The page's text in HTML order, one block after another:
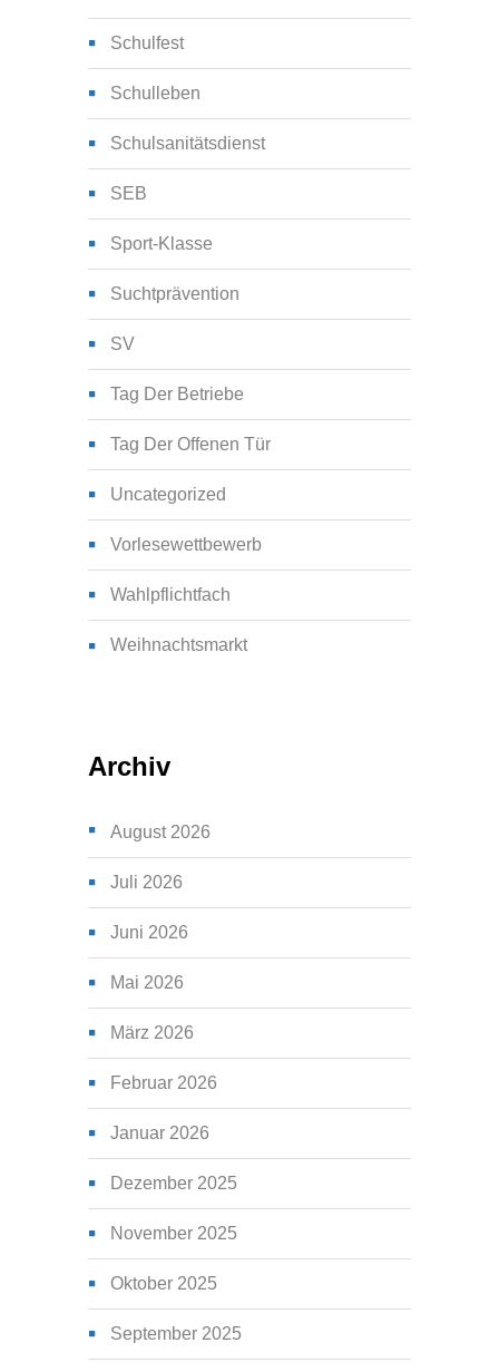
Schulfest
Schulleben
Schulsanitätsdienst
SEB
Sport-Klasse
Suchtprävention
SV
Tag Der Betriebe
Tag Der Offenen Tür
Uncategorized
Vorlesewettbewerb
Wahlpflichtfach
Weihnachtsmarkt
Archiv
August 2026
Juli 2026
Juni 2026
Mai 2026
März 2026
Februar 2026
Januar 2026
Dezember 2025
November 2025
Oktober 2025
September 2025